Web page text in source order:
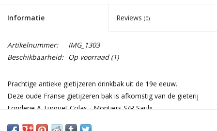
Informatie Reviews (0)
Artikelnummer:
IMG_1303
Beschikbaarheid: Op voorraad(1)
Prachtige antieke gietijzeren drinkbak uit de 19e eeuw.
Deze oude Franse gietijzeren bak is afkomstig van de gieterij
Fonderie A Turquet Colas - Montiers S/R Saulx.